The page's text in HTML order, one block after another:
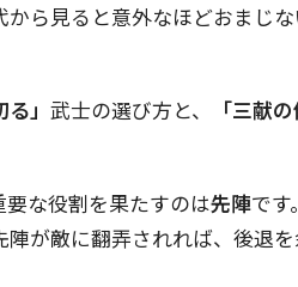
ら見ると意外なほどおまじ
」 武士の選び方と、 「三献の
な役割を果たすのは先陣で
が敵に翻弄されれば、後退